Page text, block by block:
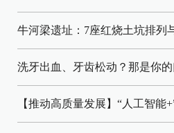
牛河梁遗址：7座红烧土坑排列
洗牙出血、牙齿松动？那是你
【推动高质量发展】“人工智能